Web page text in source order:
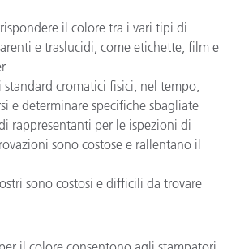
il colore tra i vari tipi di
e traslucidi, come etichette, film e
cromatici fisici, nel tempo,
e determinare specifiche sbagliate
rappresentanti per le ispezioni di
sono costose e rallentano il
sono costosi e difficili da trovare